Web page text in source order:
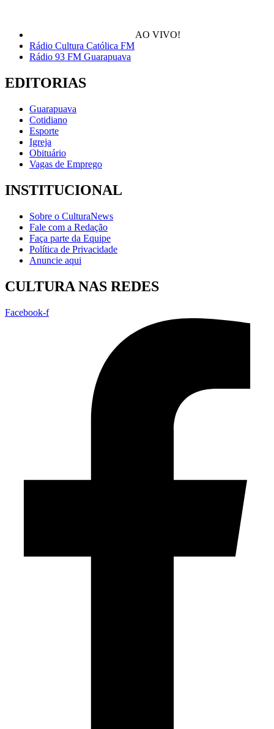
AO VIVO!
Rádio Cultura Católica FM
Rádio 93 FM Guarapuava
EDITORIAS
Guarapuava
Cotidiano
Esporte
Igreja
Obituário
Vagas de Emprego
INSTITUCIONAL
Sobre o CulturaNews
Fale com a Redação
Faça parte da Equipe
Política de Privacidade
Anuncie aqui
CULTURA NAS REDES
Facebook-f